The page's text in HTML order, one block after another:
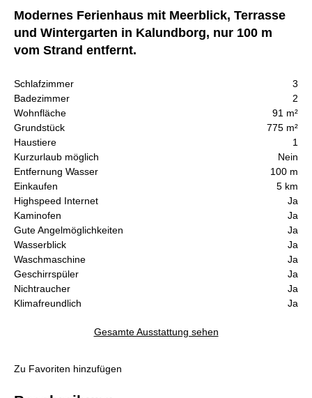
Modernes Ferienhaus mit Meerblick, Terrasse
und Wintergarten in Kalundborg, nur 100 m
vom Strand entfernt.
Schlafzimmer
3
Badezimmer
2
Wohnfläche
91 m²
Grundstück
775 m²
Haustiere
1
Kurzurlaub möglich
Nein
Entfernung Wasser
100 m
Einkaufen
5 km
Highspeed Internet
Ja
Kaminofen
Ja
Gute Angelmöglichkeiten
Ja
Wasserblick
Ja
Waschmaschine
Ja
Geschirrspüler
Ja
Nichtraucher
Ja
Klimafreundlich
Ja
Gesamte Ausstattung sehen
Zu Favoriten hinzufügen